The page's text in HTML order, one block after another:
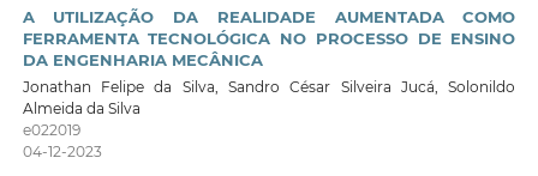
A UTILIZAÇÃO DA REALIDADE AUMENTADA COMO
FERRAMENTA TECNOLÓGICA NO PROCESSO DE ENSINO
DA ENGENHARIA MECÂNICA
Jonathan Felipe da Silva, Sandro César Silveira Jucá, Solonildo
Almeida da Silva
e022019
04-12-2023